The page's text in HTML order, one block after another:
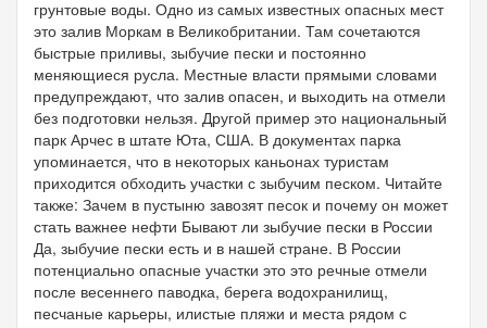
грунтовые воды. Одно из самых известных опасных мест
это залив Моркам в Великобритании. Там сочетаются
быстрые приливы, зыбучие пески и постоянно
меняющиеся русла. Местные власти прямыми словами
предупреждают, что залив опасен, и выходить на отмели
без подготовки нельзя. Другой пример это национальный
парк Арчес в штате Юта, США. В документах парка
упоминается, что в некоторых каньонах туристам
приходится обходить участки с зыбучим песком. Читайте
также: Зачем в пустыню завозят песок и почему он может
стать важнее нефти Бывают ли зыбучие пески в России
Да, зыбучие пески есть и в нашей стране. В России
потенциально опасные участки это это речные отмели
после весеннего паводка, берега водохранилищ,
песчаные карьеры, илистые пляжи и места рядом с